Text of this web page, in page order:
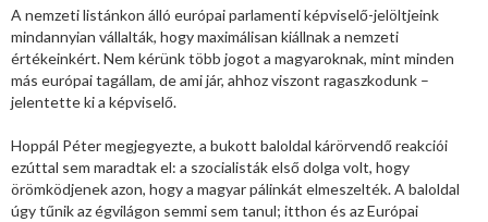
A nemzeti listánkon álló európai parlamenti képviselő-jelöltjeink
mindannyian vállalták, hogy maximálisan kiállnak a nemzeti
értékeinkért. Nem kérünk több jogot a magyaroknak, mint minden
más európai tagállam, de ami jár, ahhoz viszont ragaszkodunk –
jelentette ki a képviselő.
Hoppál Péter megjegyezte, a bukott baloldal kárörvendő reakciói
ezúttal sem maradtak el: a szocialisták első dolga volt, hogy
örömködjenek azon, hogy a magyar pálinkát elmeszelték. A baloldal
úgy tűnik az égvilágon semmi sem tanul; itthon és az Európai